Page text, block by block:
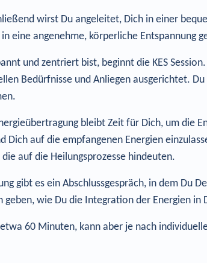
wirst Du angeleitet, Dich in einer
eine angenehme, körperliche Entspannung
und zentriert bist, beginnt die KES
Bedürfnisse und Anliegen ausgerichtet.
bleibt Zeit für Dich, um die
auf die empfangenen Energien
auf die Heilungsprozesse hindeuten.
gibt es ein Abschlussgespräch, in dem Du
geben, wie Du die Integration der Energien
60 Minuten, kann aber je nach